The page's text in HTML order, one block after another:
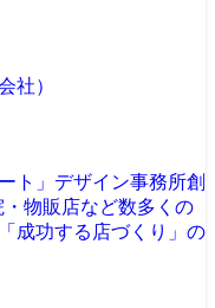
社）
ト」 デザイン事務所創
物販店など数多くの
成功する店づくり」の